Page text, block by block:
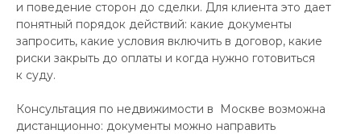
и поведение сторон до сделки. Для клиента это дает
понятный порядок действий: какие документы
запросить, какие условия включить в договор, какие
риски закрыть до оплаты и когда нужно готовиться
к суду.
Консультация по недвижимости в Москве возможна
дистанционно: документы можно направить